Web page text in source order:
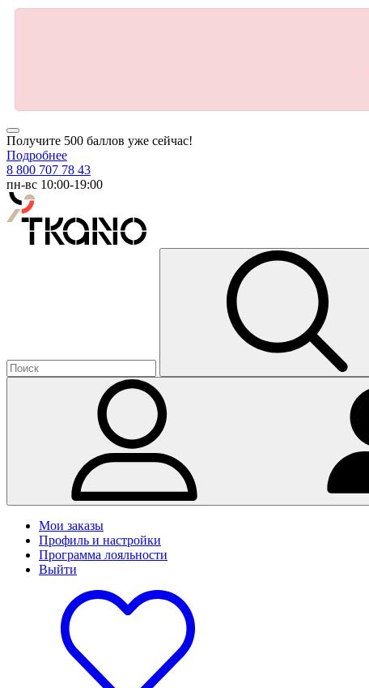
Получите 500 баллов уже сейчас!
Подробнее
8 800 707 78 43
пн-вс 10:00-19:00
Мои заказы
Профиль и настройки
Программа лояльности
Выйти